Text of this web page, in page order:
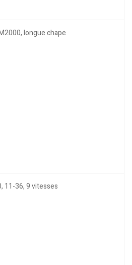
longue chape
11-36, 9 vitesses